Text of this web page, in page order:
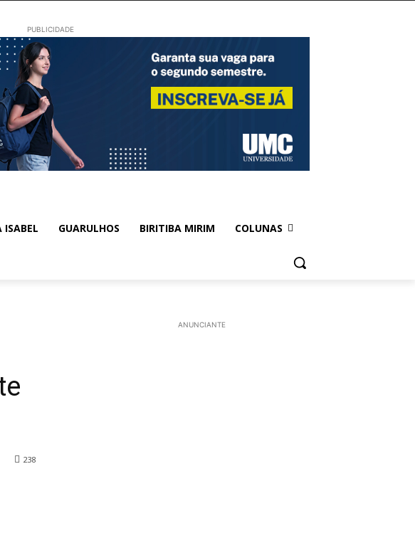
PUBLICIDADE
ISABEL GUARULHOS BIRITIBA MIRIM COLUNAS
238
ANUNCIANTE